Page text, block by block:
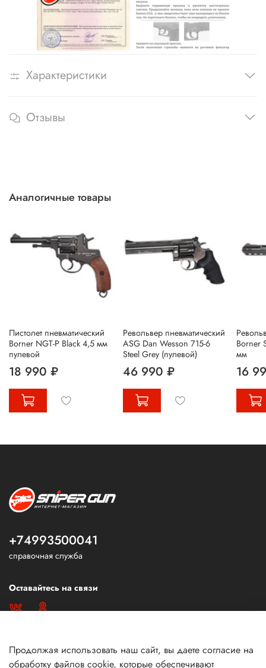
Характеристики
Отзывы
Аналогичные товары
Пистолет пневматический
Borner NGT-P Black 4,5 мм
пулевой
18 990 ₽
Револьвер пневматический
ASG Dan Wesson 715-6
Steel Grey (пулевой)
46 990 ₽
Borner
мм
16
+74993500041
справочная служба
Оставайтесь на связи
Продолжая использовать наш сайт, вы даете согласие на
обработку файлов cookie, которые обеспечивают